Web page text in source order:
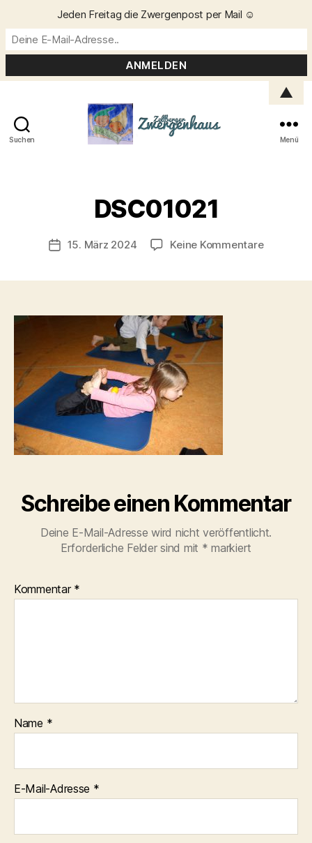
Suchen Menü
DSC01021
Beitragsautor
n
C
ri
t
Veröffentlichungsdatum
15. März 2024 Keine Kommentarezu
Schreibe einen Kommentar
Deine E-Mail-Adresse wird nicht veröffentlicht.
Erforderliche Felder sind mit * markiert
Kommentar *
Name *
E-Mail-Adresse *
Jeden Freitag die Zwergenpost per Mail ☺️
▲